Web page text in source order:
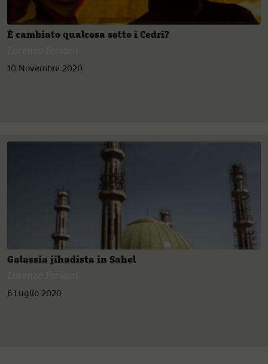
È cambiato qualcosa sotto i Cedri?
10 Novembre 2020
Galassia jihadista in Sahel
6 Luglio 2020